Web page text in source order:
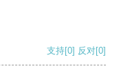
支持[0] 反对[0]